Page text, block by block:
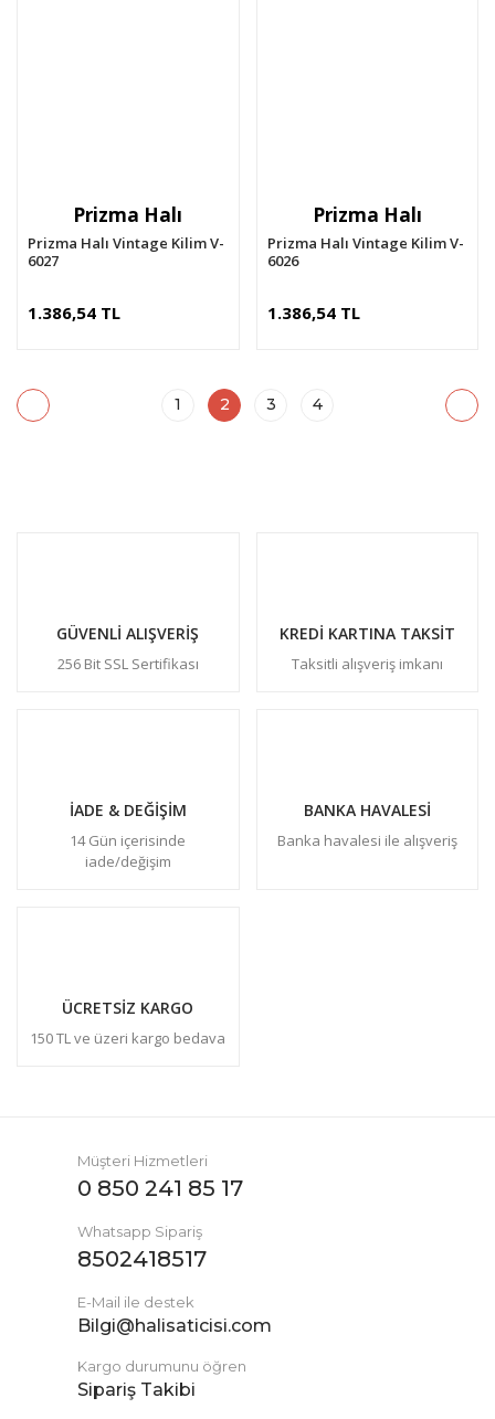
Prizma Halı
Prizma Halı Vintage Kilim V-
6027
1.386,54 TL
Prizma Halı
Prizma Halı Vintage Kilim V-
6026
1.386,54 TL
1 2 3 4
GÜVENLİ ALIŞVERİŞ
256 Bit SSL Sertifikası
KREDİ KARTINA TAKSİT
Taksitli alışveriş imkanı
İADE & DEĞİŞİM
14 Gün içerisinde
iade/değişim
BANKA HAVALESİ
Banka havalesi ile alışveriş
ÜCRETSİZ KARGO
150 TL ve üzeri kargo bedava
Müşteri Hizmetleri
0 850 241 85 17
Whatsapp Sipariş
8502418517
E-Mail ile destek
Bilgi@halisaticisi.com
Kargo durumunu öğren
Sipariş Takibi